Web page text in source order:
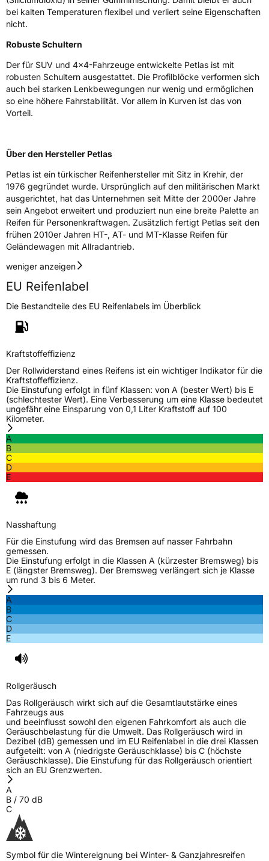
Zustand Neureifen
M+S
EU Label
Effizienz
Rollgeräusch (Klasse)B
Rollgeräusch (dB)70
FahrzeugklasseC1
3PMSF / Schneeflockensymbol / Alpine-Symbol
EPREL ID
Allgemeine Produktsicherheit (GPSR)
Herstellerkontakt
bei kalten Temperaturen flexibel und verliert seine Eigenschaften
nicht.
Robuste Schultern
Der für SUV und 4x4-Fahrzeuge entwickelte Petlas ist mit
robusten Schultern ausgestattet. Die Profilblöcke verformen sich
auch bei starken Lenkbewegungen nur wenig und ermöglichen
so eine höhere Fahrstabilität. Vor allem in Kurven ist das von
Vorteil.
Über den Hersteller Petlas
Petlas ist ein türkischer Reifenhersteller mit Sitz in Krehir, der
1976 gegründet wurde. Ursprünglich auf den militärischen Markt
ausgerichtet, hat das Unternehmen seit Mitte der 2000er Jahre
sein Angebot erweitert und produziert nun eine breite Palette an
Reifen für Personenkraftwagen. Zusätzlich fertigt Petlas seit den
frühen 2010er Jahren HT-, AT- und MT-Klasse Reifen für
Geländewagen mit Allradantrieb.
weniger anzeigen
EU Reifenlabel
Die Bestandteile des EU Reifenlabels im Überblick
Kraftstoffeffizienz
Der Rollwiderstand eines Reifens ist ein wichtiger Indikator für die
Kraftstoffeffizienz.
Die Einstufung erfolgt in fünf Klassen: von A (bester Wert) bis E
(schlechtester Wert). Eine Verbesserung um eine Klasse bedeutet
ungefähr eine Einsparung von 0,1 Liter Kraftstoff auf 100
Kilometer.
A
B
C
D
E
Nasshaftung
Für die Einstufung wird das Bremsen auf nasser Fahrbahn
gemessen.
Die Einstufung erfolgt in die Klassen A (kürzester Bremsweg) bis
E (längster Bremsweg). Der Bremsweg verlängert sich je Klasse
um rund 3 bis 6 Meter.
A
B
C
D
E
Rollgeräusch
Das Rollgeräusch wirkt sich auf die Gesamtlautstärke eines
Fahrzeugs aus
und beeinflusst sowohl den eigenen Fahrkomfort als auch die
Geräuschbelastung für die Umwelt. Das Rollgeräusch wird in
Dezibel (dB) gemessen und im EU Reifenlabel in die drei Klassen
aufgeteilt: von A (niedrigste Geräuschklasse) bis C (höchste
Geräuschklasse). Die Einstufung für das Rollgeräusch orientiert
sich an EU Grenzwerten.
A
B / 70 dB
C
Symbol für die Wintereignung bei Winter- & Ganzjahresreifen